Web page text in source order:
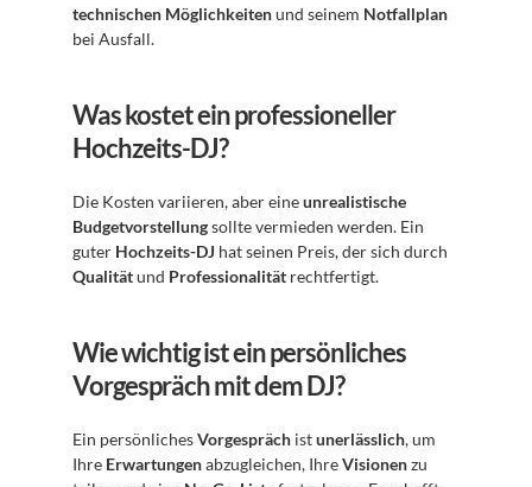
technischen Möglichkeiten und seinem Notfallplan
bei Ausfall.
Was kostet ein professioneller
Hochzeits-DJ?
Die Kosten variieren, aber eine unrealistische
Budgetvorstellung sollte vermieden werden. Ein
guter Hochzeits-DJ
Qualität und Professionalität rechtfertigt.
Wie wichtig ist ein persönliches
Vorgespräch mit dem DJ?
Ein persönliches Vorgespräch ist unerlässlich, um
Ihre Erwartungen abzugleichen, Ihre Visionen zu